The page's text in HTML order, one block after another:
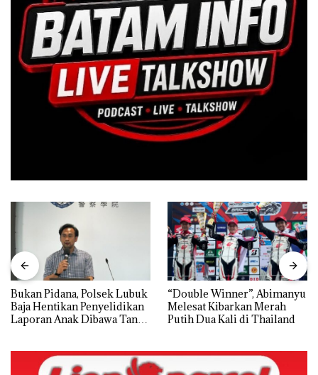
Bukan Pidana, Polsek Lubuk
Baja Hentikan Penyelidikan
Laporan Anak Dibawa Tanpa
“Double Winner”, Abimanyu
Melesat Kibarkan Merah
Putih Dua Kali di Thailand